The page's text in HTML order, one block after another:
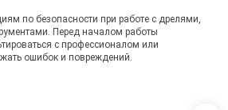
по безопасности при работе с дрелями,
Перед началом работы
с профессионалом или
ошибок и повреждений.